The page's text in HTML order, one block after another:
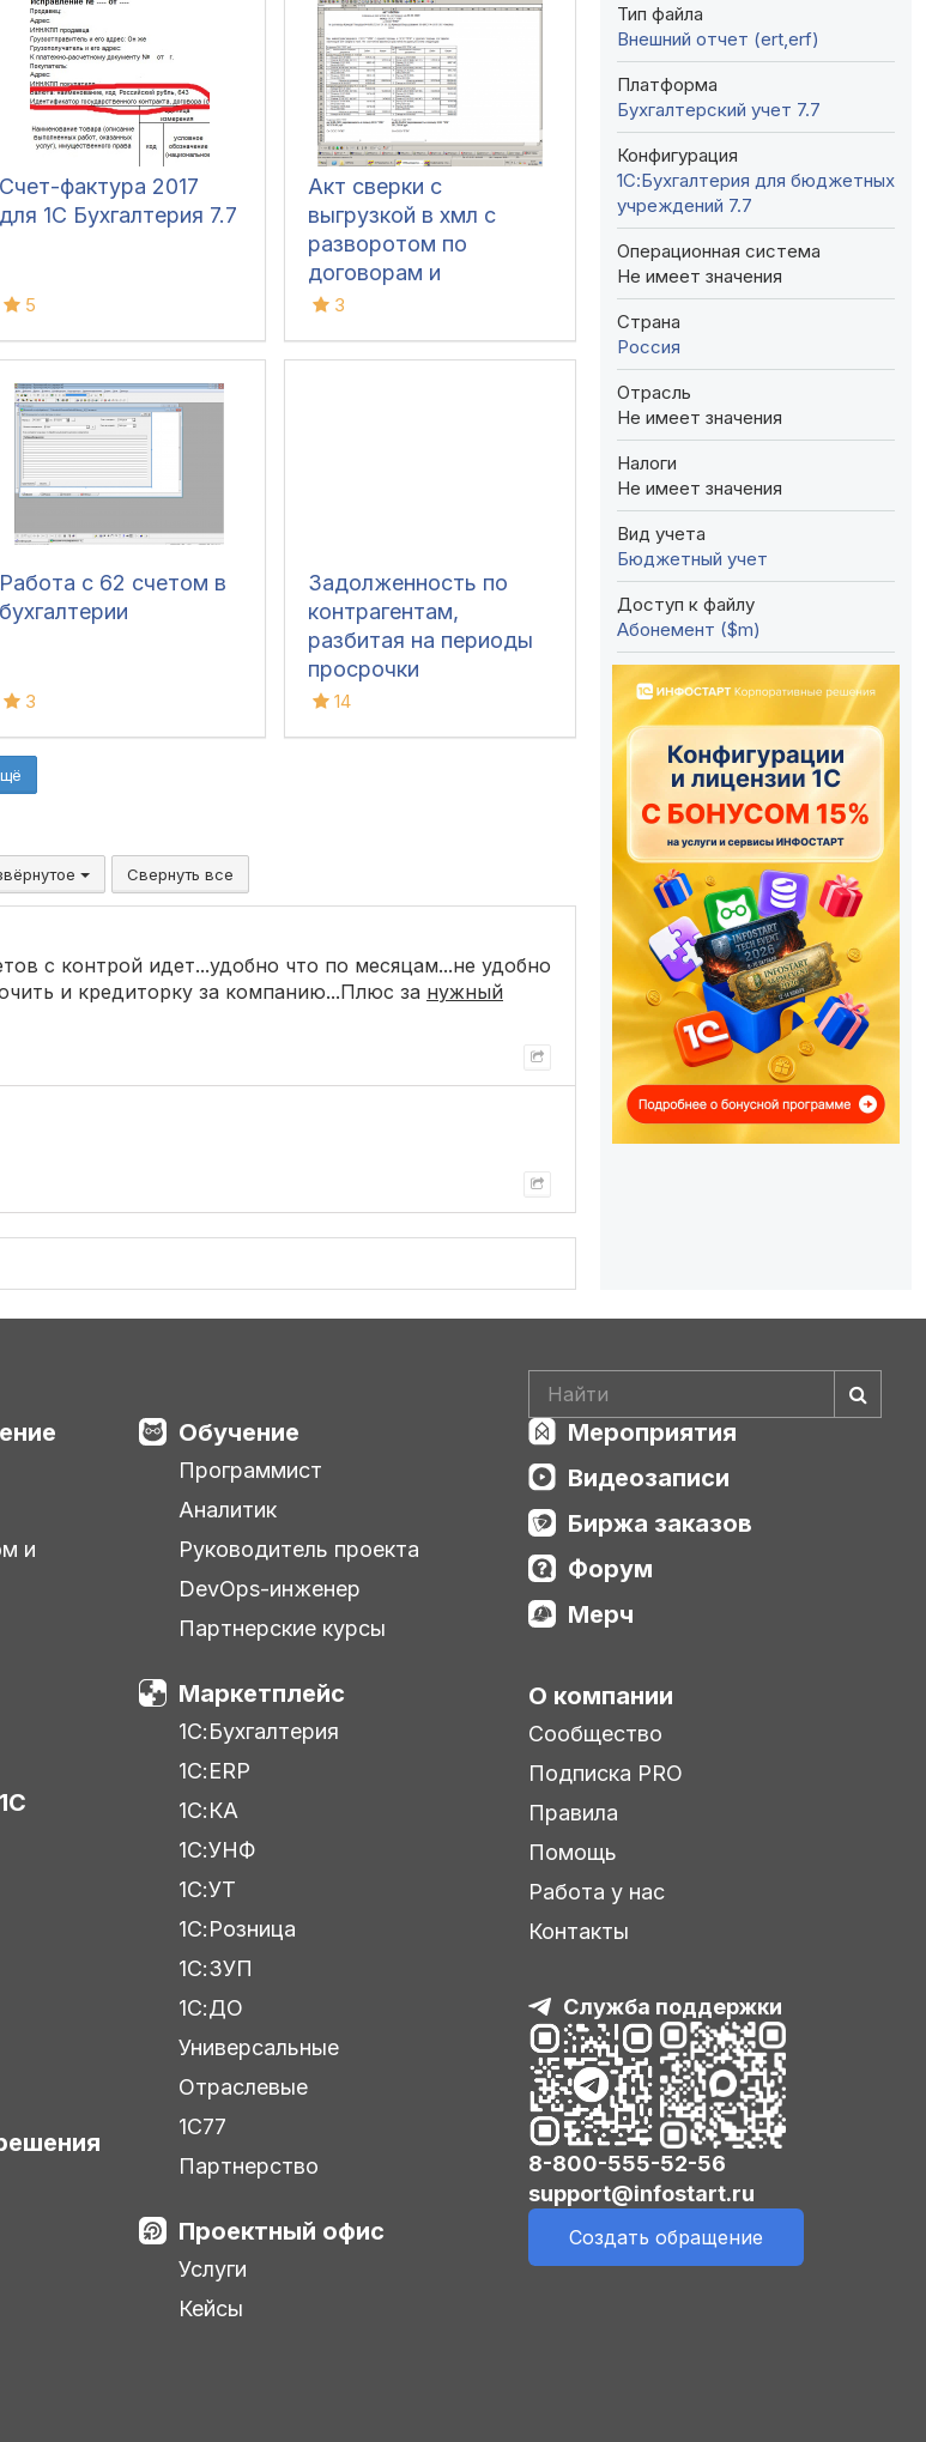
Счет-фактура 2017
для 1С Бухгалтерия 7.7
5
Акт сверки с
выгрузкой в хмл с
разворотом по
договорам и
множественным
контрагентам
3
Работа с 62 счетом в
бухгалтерии
3
Задолженность по
контрагентам,
разбитая на периоды
просрочки
14
Свернуть все
с контрой идет...удобно что по месяцам...не удобно
и кредиторку за компанию...Плюс за нужный
Тип файла
Внешний отчет (ert,erf)
Платформа
Бухгалтерский учет 7.7
Конфигурация
1С:Бухгалтерия для бюджетных
учреждений 7.7
Операционная система
Не имеет значения
Страна
Россия
Отрасль
Не имеет значения
Налоги
Не имеет значения
Вид учета
Бюджетный учет
Доступ к файлу
Абонемент ($m)
и
Обучение
Программист
Аналитик
Руководитель проекта
DevOps-инженер
Партнерские курсы
Маркетплейс
1С:Бухгалтерия
1С:ERP
1С:КА
1С:УНФ
1С:УТ
1С:Розница
1С:ЗУП
1С:ДО
Универсальные
Отраслевые
1С77
Партнерство
Проектный офис
Услуги
Кейсы
Мероприятия
Видеозаписи
Биржа заказов
Форум
Мерч
О компании
Сообщество
Подписка PRO
Правила
Помощь
Работа у нас
Контакты
Служба поддержки
8-800-555-52-56
support@infostart.ru
Создать обращение